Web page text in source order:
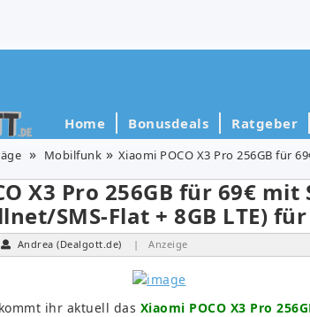
Home Bonusdeals Ratgeber
Mobilfunk Xiaomi POCO X3 Pro 256GB für
X3 Pro 256GB für 69€
SMS-Flat + 8GB LTE)
Andrea (Dealgott.de) | Anzeige
ihr aktuell das Xiaomi POCO X3 Pro